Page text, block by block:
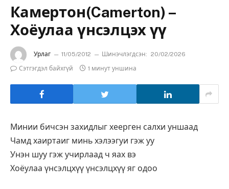
Камертон(Camerton) –
Хоёулаа үнсэлцэх үү
Урлаг 11/05/2012 Шинэчлэгдсэн: 20/02/2026
Сэтгэгдэл байхгүй
1 минут уншина
Минии бичсэн захидлыг хеерген салхи уншаад
Чамд хаиртаиг минь хэлээгуи гэж уу
Унэн шуу гэж учирлаад ч яах вэ
Хоёулаа үнсэлцхүү үнсэлцхүү яг одоо